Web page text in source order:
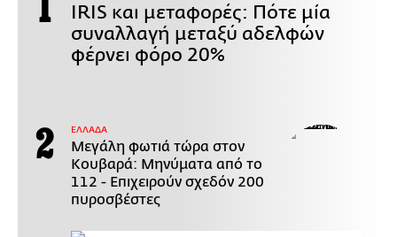
IRIS και μεταφορές: Πότε μία
συναλλαγή μεταξύ αδελφών
φέρνει φόρο 20%
ΕΛΛΑΔΑ
Μεγάλη φωτιά τώρα στον
Κουβαρά: Μηνύματα από το
112 - Επιχειρούν σχεδόν 200
πυροσβέστες